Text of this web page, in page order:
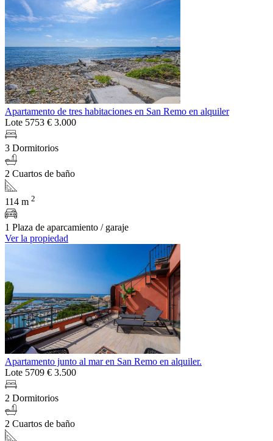
Apartamento de tres habitaciones en San Remo en alquiler
Lote 5753 € 3.000
3 Dormitorios
2 Cuartos de baño
114 m 2
1 Plaza de aparcamiento / garaje
Ver la propiedad
Apartamento junto al mar en San Remo en alquiler.
Lote 5709 € 3.500
2 Dormitorios
2 Cuartos de baño